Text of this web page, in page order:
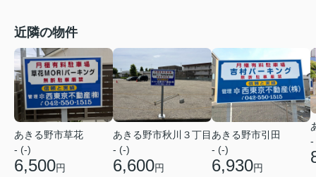
近隣の物件
あきる野市草花
- (-)
6,500円
あきる野市秋川３丁目
- (-)
6,600円
あきる野市引田
- (-)
6,930円
-